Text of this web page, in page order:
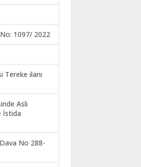
1097/ 2022
Tereke ilanı
Asli
İstida
No 288-